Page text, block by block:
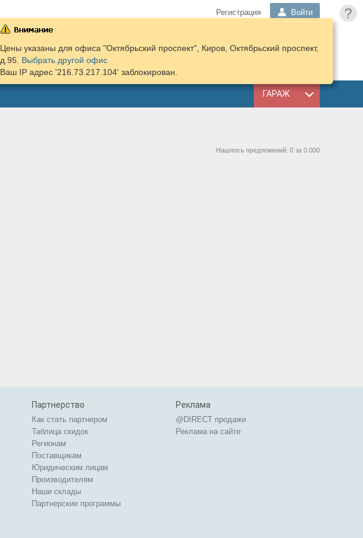
?
Регистрация Войти
КОРЗИНА
ПОДОБРАТЬ
ГАРАЖ
Цены указаны для офиса "Октябрьский проспект", Киров, Октябрьский проспект,
д.95. Выбрать другой офис
Ваш IP адрес '216.73.217.104' заблокирован.
Нашлось предложений: 0 за 0.000
Партнерство
Как стать партнером
Таблица скидок
Регионам
Поставщикам
Юридическим лицам
Производителям
Наши склады
Партнерские программы
Реклама
@DIRECT продажи
Реклама на сайте